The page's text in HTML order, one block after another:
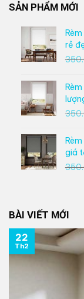
SẢN PHẨM MỚI
rẻ
giá
BÀI VIẾT MỚI
22
Th2